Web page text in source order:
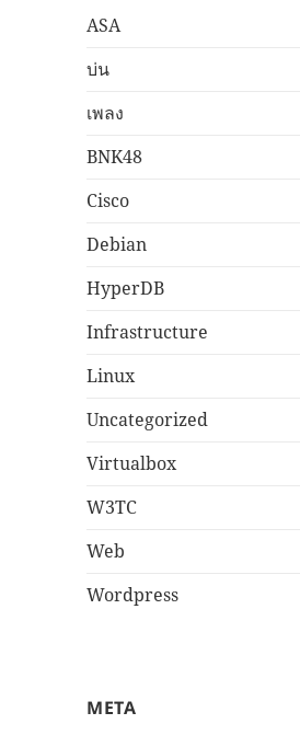
ASA
บ่น
เพลง
BNK48
Cisco
Debian
HyperDB
Infrastructure
Linux
Uncategorized
Virtualbox
W3TC
Web
Wordpress
META